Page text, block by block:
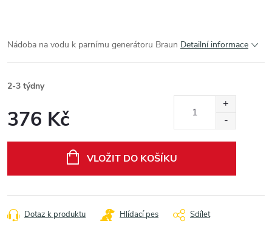
Nádoba na vodu k parnímu generátoru Braun Detailní informace
2-3 týdny
376 Kč
VLOŽIT DO KOŠÍKU
Dotaz k produktu Hlídací pes Sdílet